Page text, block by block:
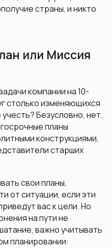
страны, и никто
или Миссия
компании на 10-
столько изменяющихся
Безусловно, нет.
планы
конструкциями,
старших
свои планы,
от ситуации, если эти
вас к цели. Но
на пути не
важно учитывать
планировании: